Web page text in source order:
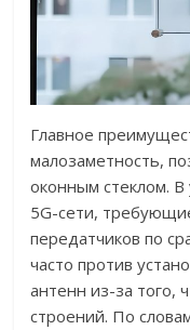
Главное
малозаметность,
оконным стеклом. В
5G-сети,
передатчиков по
часто против
антенн из-за того,
строений. По